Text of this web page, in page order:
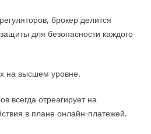
брокер делится
для безопасности каждого
на высшем уровне.
всегда отреагирует на
в плане онлайн-платежей.